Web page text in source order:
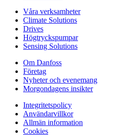
Våra verksamheter
Climate Solutions
Drives
Högtryckspumpar
Sensing Solutions
Om Danfoss
Företag
Nyheter och evenemang
Morgondagens insikter
Integritetspolicy
Användarvillkor
Allmän information
Cookies